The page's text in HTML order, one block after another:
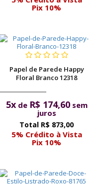
Pix 10%
Papel de Parede Happy
Floral Branco 12318
5xde R$ 174,60sem
juros
R$ 873,00
5% Crédito à Vista
Pix 10%